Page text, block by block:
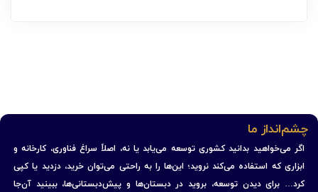
چشم‌انداز ما
اگر می‌خواهید بدانید کشوری توسعه می‌یابد یا نه، اصلاً سراغ فناوری، کارخانه و
ابزاری که استفاده می‌کند نروید؛ این‌ها را به راحتی می‌توان خرید، دزدید یا کپی
کرد… برای دیدن توسعه، بروید در دبستان‌ها و پیش‌دبستانی‌ها، ببینید آن‌جا